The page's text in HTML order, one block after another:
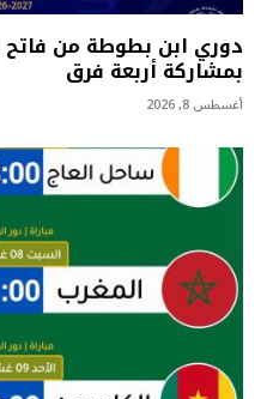
دوري ابن بطوطة من
بمشاركة أربعة فرق
أغسطس 8, 2026